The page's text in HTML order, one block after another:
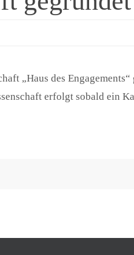
„Haus des
erfolgt sobald ein